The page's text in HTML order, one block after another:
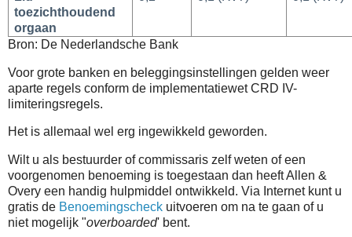
toezichthoudend
orgaan
Bron: De Nederlandsche Bank
Voor grote banken en beleggingsinstellingen gelden weer
aparte regels conform de implementatiewet CRD IV-
limiteringsregels.
Het is allemaal wel erg ingewikkeld geworden.
Wilt u als bestuurder of commissaris zelf weten of een
voorgenomen benoeming is toegestaan dan heeft Allen &
Overy een handig hulpmiddel ontwikkeld. Via Internet kunt u
gratis de Benoemingscheck uitvoeren om na te gaan of u
niet mogelijk "overboarded' bent.